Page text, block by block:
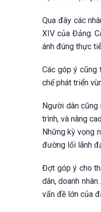
Qua đây các
XIV của Đảng.
ánh đúng thực
Các góp ý cũng
chế phát triển
Người dân cũng
trình, và nâng
Những kỳ vọng
đường lối lãnh
Đợt góp ý cho
dân, doanh
vấn đề lớn của